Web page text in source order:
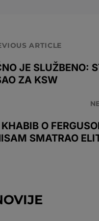
ARTICLE
JE SLUŽBENO:
ZA KSW
KHABIB O
SMATRAO